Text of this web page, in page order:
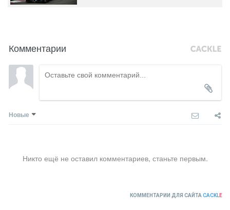
Комментарии
Новые
Никто ещё не оставил комментариев, станьте первым.
КОММЕНТАРИИ ДЛЯ САЙТА CACKLE